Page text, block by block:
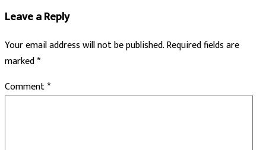
Leave a Reply
Your email address will not be published.Required fields are
marked*
Comment*